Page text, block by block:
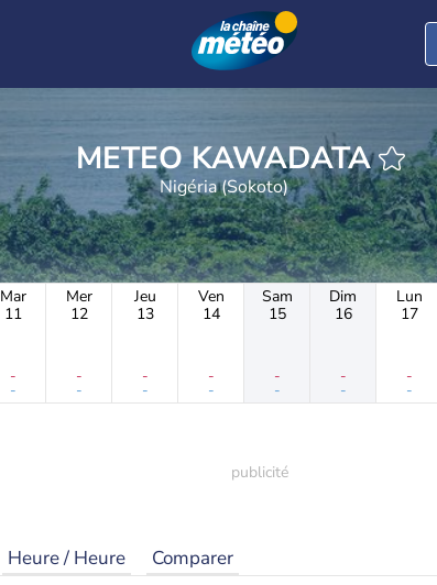
METEO KAWADATA
Nigéria (Sokoto)
Mar
11
-
-
Mer
12
-
-
Jeu
13
-
-
Ven
14
-
-
Sam
15
-
-
Dim
16
-
-
Lun
17
-
-
Heure / Heure Comparer